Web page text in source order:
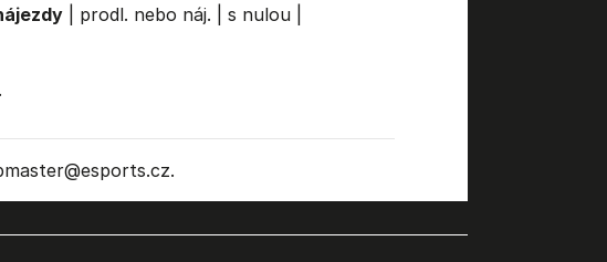
| prodl. nebo náj. s nulou|
@esports.cz.